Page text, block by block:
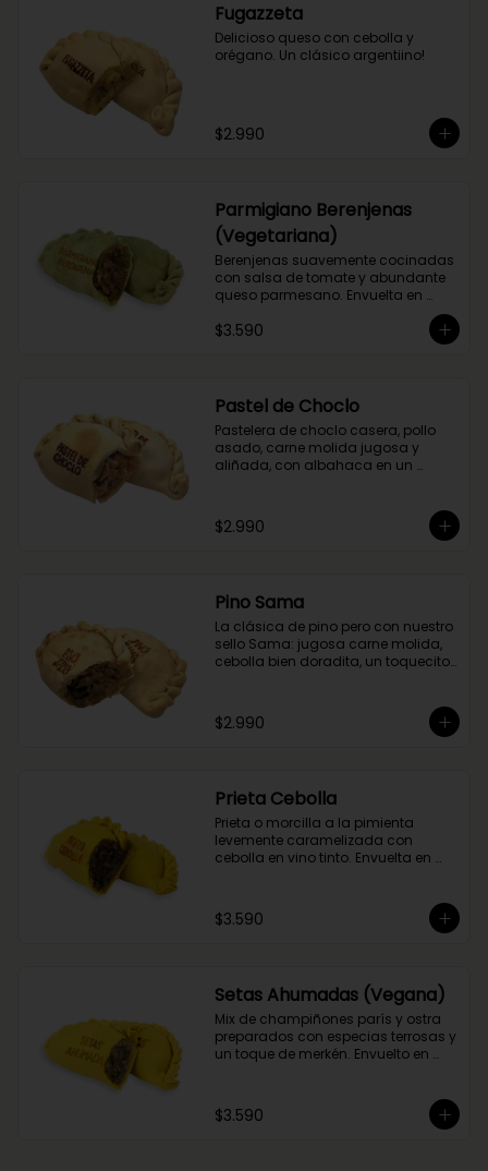
Fugazzeta
Delicioso queso con cebolla y
orégano. Un clásico argentiino!
$2.990
Parmigiano Berenjenas
(Vegetariana)
Berenjenas suavemente cocinadas
con salsa de tomate y abundante
queso parmesano. Envuelta en
$3.590
Pastel de Choclo
Pastelera de choclo casera, pollo
asado, carne molida jugosa y
aliñada, con albahaca en un
$2.990
Pino Sama
La clásica de pino pero con nuestro
sello Sama: jugosa carne molida,
cebolla bien doradita, un toquecito
que no podía faltar la aceituna y el
huevo, porque tradición siempre
$2.990
Prieta Cebolla
Prieta o morcilla a la pimienta
levemente caramelizada con
cebolla en vino tinto. Envuelta en
$3.590
Setas Ahumadas (Vegana)
Mix de champiñones parís y ostra
preparados con especias terrosas y
un toque de merkén. Envuelto en
$3.590